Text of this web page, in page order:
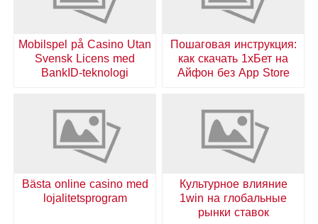
Пошаговая инструкция:
как скачать 1хБет на
Айфон без App Store
Mobilspel på Casino Utan
Svensk Licens med
BankID-teknologi
Культурное влияние
1win на глобальные
рынки ставок
Bästa online casino med
lojalitetsprogram